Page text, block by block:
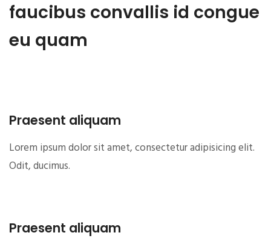
faucibus convallis id congue
eu quam
Praesent aliquam
Lorem ipsum dolor sit amet, consectetur adipisicing elit.
Odit, ducimus.
Praesent aliquam